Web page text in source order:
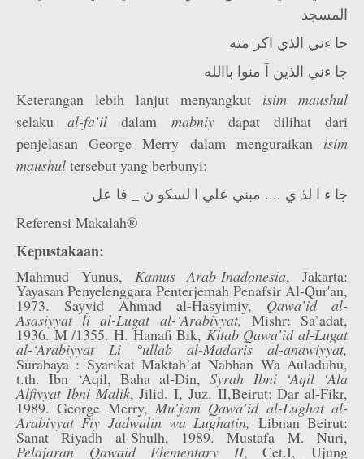
المسجد
جا ءني الذي اكر مته
جا ءني الذين آ منوا باالله
Keterangan lebih lanjut menyangkut isim maush­ul
selakual-fa’il dalam mabniydapat dilihat dari
penjelasan George Merry dalam menguraikan isim
maushul tersebut yang berbunyi:
جا ء ا لذ ي .... مبني علي ا لسكو ن _ فا عل
Referensi Makalah®
Kepustakaan:
Mahmud Yunus, Kamus Arab-Inadonesia, Jakarta:
Yayasan Penyelenggara Penterjemah Penafsir Al-Qur'an,
1973. Sayyid Ahmad al-Hasyimiy, Qawa’id al-
Asasiyyat li al-Lugat al-‘Arabiyyat,Mishr: Sa’adat,
1936. M /1355. H. Hanafi Bik, Kitab Qawa’id al-Lugat
al-‘Arabiyyat Li °ullab al-Madaris al-anawiyyat,
Surabaya : Syarikat Maktab’at Nabhan Wa Auladuhu,
t.th. Ibn ‘Aqil, Baha al-Din,Syrah Ibni ‘Aqil ‘Ala
Alfiyyat Ibni Malik, Jilid. I, Juz. II,Beirut: Dar al-Fikr,
1989. George Merry, Mu’jam Qawa’id al-Lughat al-
Arabiyyat Fiy Jadwalin wa Lughatin, Libnan Beirut:
Sanat Riyadh al-Shulh, 1989. Mustafa M. Nuri,
Pelajaran Qawaid Elementary II, Cet.I, Ujung